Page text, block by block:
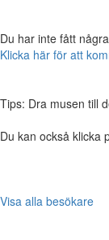
Du har inte fått
Klicka här för att
Tips: Dra musen till
Du kan också klicka
Visa alla besökare